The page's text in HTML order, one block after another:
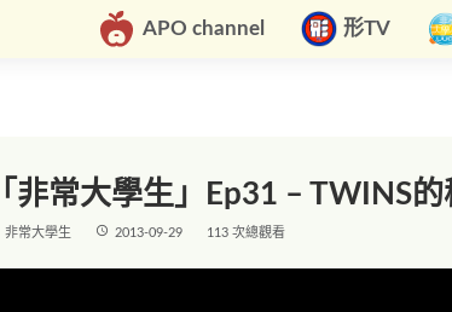
APO channel 形TV
「非常大學生」Ep31 – TWINS
非常大學生 access_time 2013-09-29 113 次總觀看